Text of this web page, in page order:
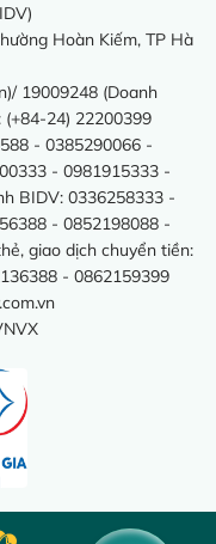
Hoàn Kiếm, TP Hà
19009248 (Doanh
(+84-24) 22200399
- 0385290066 -
- 0981915333 -
BIDV: 0336258333 -
- 0852198088 -
giao dịch chuyển tiền:
- 0862159399